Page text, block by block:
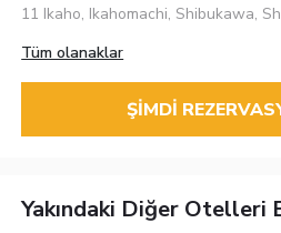
11 Ikaho, Ikahomachi, Shibukawa,
Tüm olanaklar
ŞIMDI
Yakındaki Diğer Otelleri